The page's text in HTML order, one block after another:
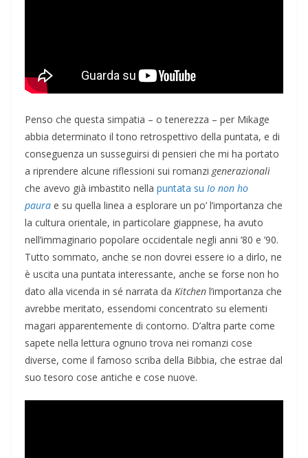
Penso che questa simpatia – o tenerezza – per Mikage
abbia determinato il tono retrospettivo della puntata, e di
conseguenza un susseguirsi di pensieri che mi ha portato
a riprendere alcune riflessioni sui romanzi generazionali
che avevo già imbastito nella puntata su Io non ho
paura e su quella linea a esplorare un po’ l’importanza che
la cultura orientale, in particolare giappnese, ha avuto
nell’immaginario popolare occidentale negli anni ’80 e ’90.
Tutto sommato, anche se non dovrei essere io a dirlo, ne
è uscita una puntata interessante, anche se forse non ho
dato alla vicenda in sé narrata da Kitchen l’importanza che
avrebbe meritato, essendomi concentrato su elementi
magari apparentemente di contorno. D’altra parte come
sapete nella lettura ognuno trova nei romanzi cose
diverse, come il famoso scriba della Bibbia, che estrae dal
suo tesoro cose antiche e cose nuove.